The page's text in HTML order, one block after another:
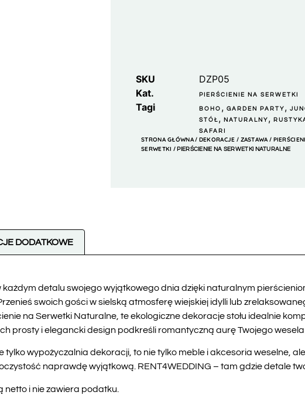
SKU
DZP05
Kat.
PIERŚCIENIE NA SERWETKI
Tagi BOHO ,GARDEN PARTY ,
STÓŁ ,NATURALNY ,
SAFARI
STRONA GŁÓWNA/ DEKORACJE / ZASTAWA/
SERWETKI / PIERŚCIENIE NA SERWETKI NATURALNE
DODATKOWE
każdym detalu swojego wyjątkowego dnia dzięki naturalnym
swoich gości w sielską atmosferę wiejskiej idylli lub
na Serwetki Naturalne, te ekologiczne dekoracje stołu idealnie
prosty i elegancki design podkreśli romantyczną aurę Twojego
tylko wypożyczalnia dekoracji, to nie tylko meble i akcesoria weselne,
naprawdę wyjątkową. RENT4WEDDING – tam gdzie detale
netto i nie zawiera podatku.